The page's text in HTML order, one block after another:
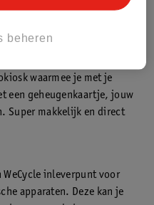
waarmee je met je
een geheugenkaartje, jouw
Super makkelijk en direct
inleverpunt voor
apparaten. Deze kan je
beheren